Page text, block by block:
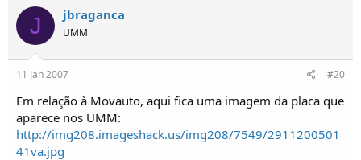
J jbraganca
UMM
11 Jan 2007 #20
Em relação à Movauto, aqui fica uma imagem da placa que
aparece nos UMM:
http://img208.imageshack.us/img208/7549/2911200501
41va.jpg